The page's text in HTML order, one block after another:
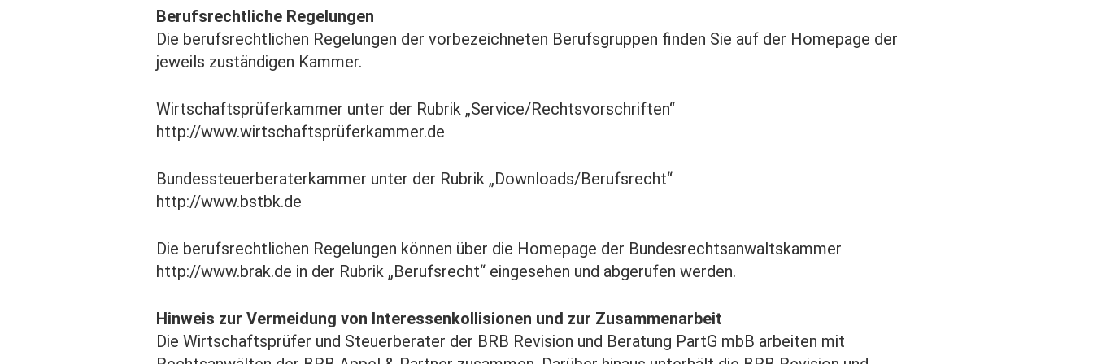
Berufsrechtliche Regelungen
Die berufsrechtlichen Regelungen der vorbezeichneten Berufsgruppen finden Sie auf der Homepage der
jeweils zuständigen Kammer.
Wirtschaftsprüferkammer unter der Rubrik „Service/Rechtsvorschriften“
http://www.wirtschaftsprüferkammer.de
Bundessteuerberaterkammer unter der Rubrik „Downloads/Berufsrecht“
http://www.bstbk.de
Die berufsrechtlichen Regelungen können über die Homepage der Bundesrechtsanwaltskammer
http://www.brak.de in der Rubrik „Berufsrecht“ eingesehen und abgerufen werden.
Hinweis zur Vermeidung von Interessenkollisionen und zur Zusammenarbeit
Die Wirtschaftsprüfer und Steuerberater der BRB Revision und Beratung PartG mbB arbeiten mit